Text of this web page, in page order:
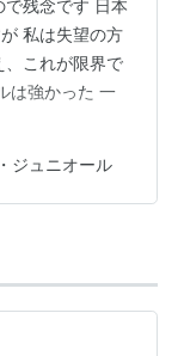
残念です 日本
私は失望の方
、これが限界で
は強かった 一
ジュニオール